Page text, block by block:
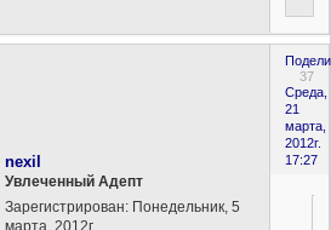
37
Среда,
21
марта,
2012г.
17:27
nexil
Увлеченный Адепт
Зарегистрирован: Понедельник, 5
марта, 2012г.